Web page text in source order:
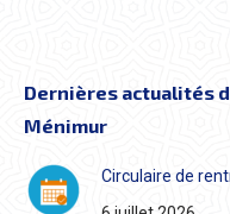
Dernières actualités
Ménimur
Circulaire de